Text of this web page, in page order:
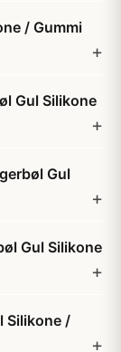
/ Gummi
Gul Silikone
Gul
Gul Silikone
Silikone /